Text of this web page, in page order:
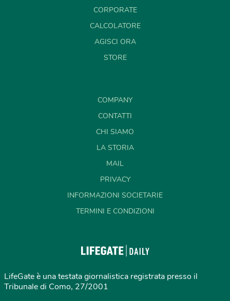
CORPORATE
CALCOLATORE
AGISCI ORA
STORE
COMPANY
CONTATTI
CHI SIAMO
LA STORIA
MAIL
PRIVACY
INFORMAZIONI SOCIETARIE
TERMINI E CONDIZIONI
LifeGate è una testata giornalistica registrata presso il
Tribunale di Como, 27/2001